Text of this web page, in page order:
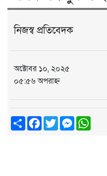
নিজস্ব প্রতিবেদক
অক্টোবর ১০, ২০২৫
০৫:৫৬ অপরাহ্ন
ShareFacebook
Twitter